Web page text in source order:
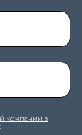
компании в